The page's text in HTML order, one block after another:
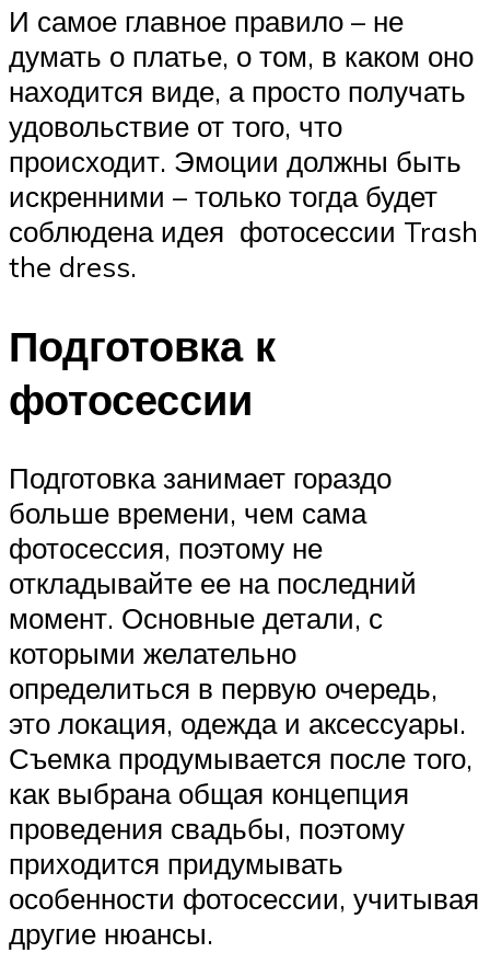
И самое главное правило – не
думать о платье, о том, в каком оно
находится виде, а просто получать
удовольствие от того, что
происходит. Эмоции должны быть
искренними – только тогда будет
соблюдена идея фотосессии Trash
the dress.
Подготовка к
фотосессии
Подготовка занимает гораздо
больше времени, чем сама
фотосессия, поэтому не
откладывайте ее на последний
момент. Основные детали, с
которыми желательно
определиться в первую очередь,
это локация, одежда и аксессуары.
Съемка продумывается после того,
как выбрана общая концепция
проведения свадьбы, поэтому
приходится придумывать
особенности фотосессии, учитывая
другие нюансы.